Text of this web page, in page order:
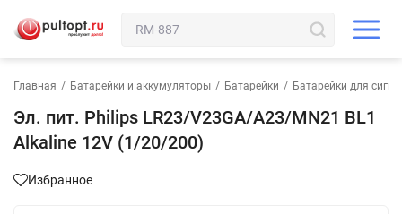
Главная / Батарейки и аккумуляторы / Батарейки / Батарейки для
Эл. пит. Philips LR23/V23GA/A23/MN21 BL1
Alkaline 12V (1/20/200)
Избранное